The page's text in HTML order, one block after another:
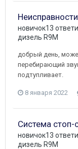
Неисправности
новичок13
дизель R9M
добрый день,
перебирающий
подтупливает.
8 января 2022
Cистема стоп-
новичок13
дизель R9M